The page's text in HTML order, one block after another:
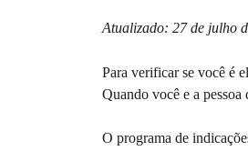
Atualizado: 27 de julho
Para verificar se você é
Quando você e a
O programa de